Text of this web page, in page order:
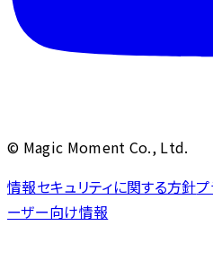
© Magic Moment Co., Ltd.
情報セキュリティに関する方針
ーザー向け情報